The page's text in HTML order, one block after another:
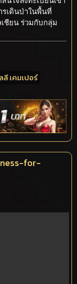
รเดินป่าในพื้นที่
ชียน ร่วมกับกลุ่ม
ลี เคมเปอร์
for-